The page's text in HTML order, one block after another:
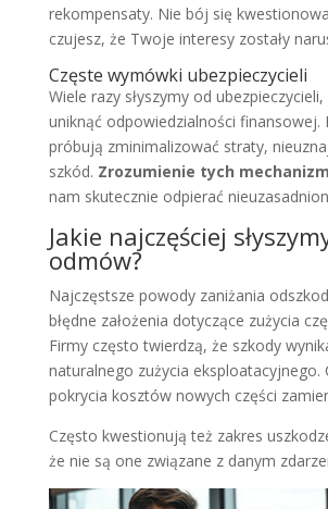
rekompensaty. Nie bój się
czujesz, że Twoje interesy zostały
Częste wymówki ubezpieczycieli
Wiele razy słyszymy od ubezpieczycieli,
uniknąć odpowiedzialności finansowej.
próbują zminimalizować straty,
szkód. Zrozumienie tych
nam skutecznie odpierać
Jakie najczęściej
odmów?
Najczęstsze powody zaniżania
błędne założenia dotyczące zużycia
Firmy często twierdzą, że szkody
naturalnego zużycia eksploatacyjnego.
pokrycia kosztów nowych części
Często kwestionują też zakres
że nie są one związane z danym